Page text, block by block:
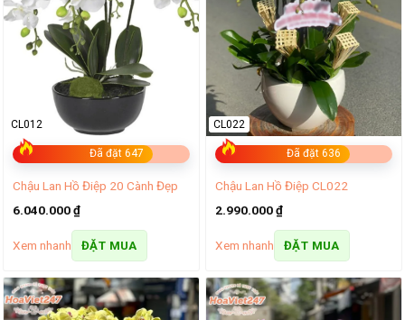
Đã đặt 647
CL012
Chậu Lan Hồ Điệp 20 Cành Đẹp
6.040.000₫
Xem nhanh ĐẶT MUA
Đã đặt 636
CL022
Chậu Lan Hồ Điệp CL022
2.990.000₫
Xem nhanh ĐẶT MUA